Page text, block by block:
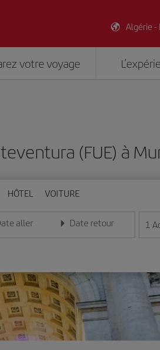
Algérie -
votre voyage
(FUE) à
HÔTEL VOITURE
aller
la date au format jour/mois/année
Date retour
Entrez la date au format 1